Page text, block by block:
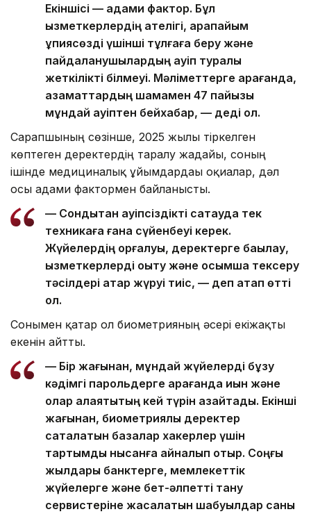
Екіншісі — адами фактор. Бұл
қызметкерлердің қателігі, қарапайым
құпиясөзді үшінші тұлғаға беру және
пайдаланушылардың қауіп туралы
жеткілікті білмеуі. Мәліметтерге қарағанда,
азаматтардың шамамен 47 пайызы
мұндай қауіптен бейхабар, — деді ол.
Сарапшының сөзінше, 2025 жылы тіркелген
көптеген деректердің таралу жағдайы, соның
ішінде медициналық ұйымдардағы оқиғалар, дәл
осы адами фактормен байланысты.
— Сондықтан қауіпсіздікті сақтауда тек
техникаға ғана сүйенбеуі керек.
Жүйелердің қорғалуы, деректерге бақылау,
қызметкерлерді оқыту және қосымша тексеру
тәсілдері қатар жүруі тиіс, — деп атап өтті
ол.
Сонымен қатар ол биометрияның әсері екіжақты
екенін айтты.
— Бір жағынан, мұндай жүйелерді бұзу
кәдімгі парольдерге қарағанда қиын және
олар алаяқтықтың кей түрін азайтады. Екінші
жағынан, биометриялық деректер
сақталатын базалар хакерлер үшін
тартымды нысанға айналып отыр. Соңғы
жылдары банктерге, мемлекеттік
жүйелерге және бет-әлпетті тану
сервистеріне жасалатын шабуылдар саны